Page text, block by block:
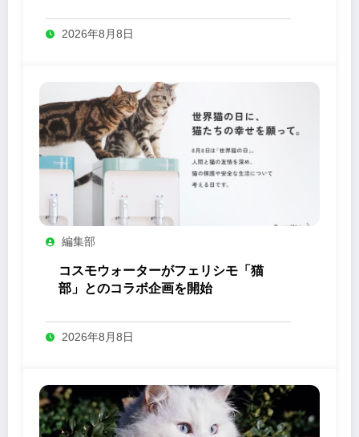
2026年8月8日
編集部
コスモウォーターがフェリシモ「猫
部」とのコラボ企画を開始
2026年8月8日